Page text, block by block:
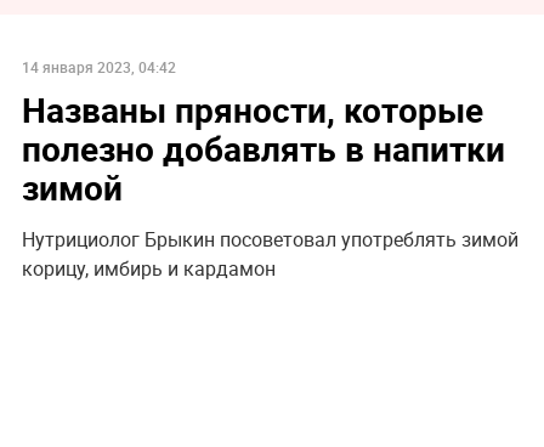
14 января 2023, 04:42
Названы пряности, которые
полезно добавлять в напитки
зимой
Нутрициолог Брыкин посоветовал употреблять зимой
корицу, имбирь и кардамон